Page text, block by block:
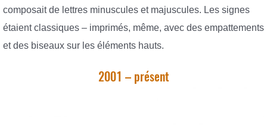
composait de lettres minuscules et majuscules. Les signes
étaient classiques – imprimés, même, avec des empattements
et des biseaux sur les éléments hauts.
2001 – présent